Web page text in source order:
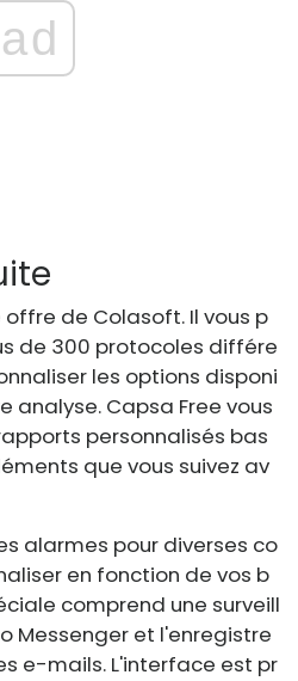
ad
offre de Colasoft. Il vous p
de 300 protocoles différe
les options disponi
analyse. Capsa Free vous
personnalisés bas
que vous suivez av
alarmes pour diverses co
en fonction de vos b
comprend une surveill
Messenger et l'enregistre
e-mails. L'interface est pr